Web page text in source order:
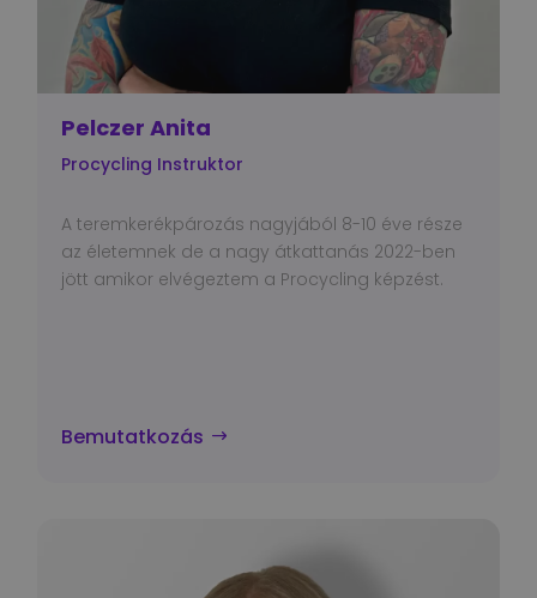
Pelczer Anita
Procycling Instruktor
A teremkerékpározás nagyjából 8-10 éve része
az életemnek de a nagy átkattanás 2022-ben
jött amikor elvégeztem a Procycling képzést.
Bemutatkozás